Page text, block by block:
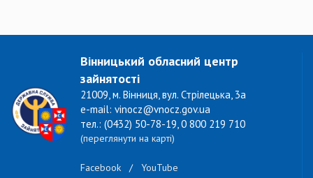
Вінницький обласний центр
зайнятості
21009, м. Вінниця, вул. Стрілецька, 3а
e-mail: vinocz@vnocz.gov.ua
тел.: (0432) 50-78-19, 0 800 219 710
(переглянути на карті)
Facebook / YouTube